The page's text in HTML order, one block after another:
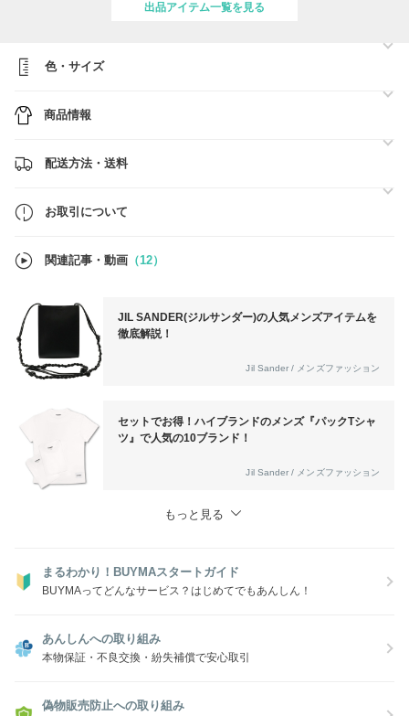
出品アイテム一覧を見る
色・サイズ
商品情報
配送方法・送料
お取引について
関連記事・動画 （12）
JIL SANDER(ジルサンダー)の人気メンズアイテムを
徹底解説！
Jil Sander / メンズファッション
セットでお得！ハイブランドのメンズ『パックTシャ
ツ』で人気の10ブランド！
Jil Sander / メンズファッション
もっと見る
まるわかり！BUYMAスタートガイド
BUYMAってどんなサービス？はじめてでもあんしん！
あんしんへの取り組み
本物保証・不良交換・紛失補償で安心取引
偽物販売防止への取り組み